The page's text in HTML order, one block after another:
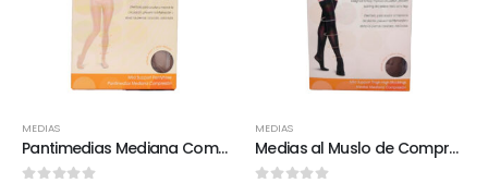
MEDIAS
Pantimedias Mediana Compresión 15-20 mmHg
MEDIAS
Medias al Muslo de Compresión 15-20 mmHgpara Mujer